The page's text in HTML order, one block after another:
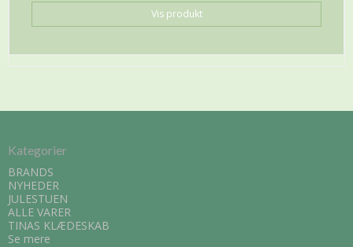
Vis produkt
Kategorier
BRANDS
NYHEDER
JULESTUEN
ALLE VARER
TINAS KLÆDESKAB
Se mere